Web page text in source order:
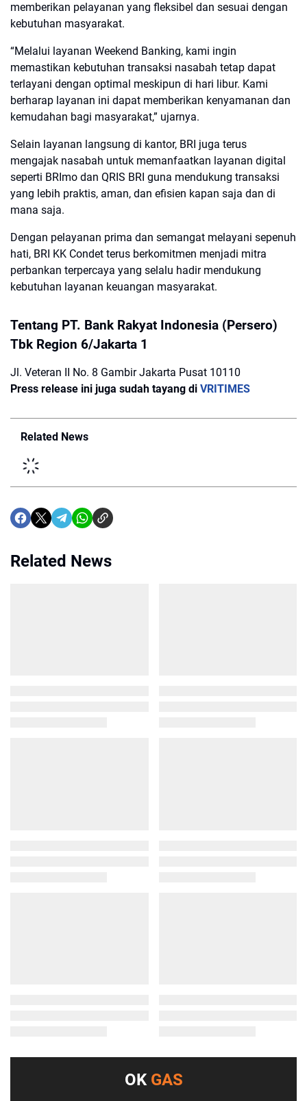
memberikan pelayanan yang fleksibel dan sesuai dengan
kebutuhan masyarakat.
“Melalui layanan Weekend Banking, kami ingin
memastikan kebutuhan transaksi nasabah tetap dapat
terlayani dengan optimal meskipun di hari libur. Kami
berharap layanan ini dapat memberikan kenyamanan dan
kemudahan bagi masyarakat,” ujarnya.
Selain layanan langsung di kantor, BRI juga terus
mengajak nasabah untuk memanfaatkan layanan digital
seperti BRImo dan QRIS BRI guna mendukung transaksi
yang lebih praktis, aman, dan efisien kapan saja dan di
mana saja.
Dengan pelayanan prima dan semangat melayani sepenuh
hati, BRI KK Condet terus berkomitmen menjadi mitra
perbankan terpercaya yang selalu hadir mendukung
kebutuhan layanan keuangan masyarakat.
Tentang PT. Bank Rakyat Indonesia (Persero)
Tbk Region 6/Jakarta 1
Jl. Veteran II No. 8 Gambir Jakarta Pusat 10110
Press release ini juga sudah tayang di VRITIMES
Related News
Related News
OK GAS